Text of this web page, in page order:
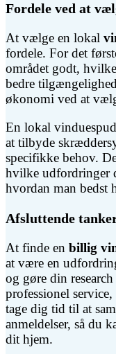
Fordele ved at
At vælge en lokal
fordele. For det
området godt,
bedre
økonomi ved at
En lokal
at tilbyde
specifikke behov.
hvilke udfordringer
hvordan man bedst
Afsluttende
At finde en billig
at være en
og gøre din
professionel
tage dig tid til at
anmeldelser, så du
dit hjem.